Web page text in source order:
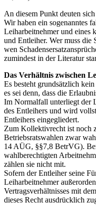
An diesem Punkt deuten
Wir haben ein sogenanntes
Leiharbeitnehmer und eines
und Entleiher. Wer muss die
wen
zumindest in der Literatur
Das Verhältnis zwischen
Es besteht grundsätzlich
es sei denn, dass die
Im Normalfall unterliegt der
des Entleihers und wird
Entleihers eingegliedert.
Zum Kollektivrecht ist noch
Betriebsratswahlen zwar
14 AÜG, §§7,8 BetrVG).
wahlberechtigten
zählen sie nicht mit.
Sofern der Entleiher seine
Leiharbeitnehmer
Vertragsverhältnisses mit
dieses Recht ausdrücklich